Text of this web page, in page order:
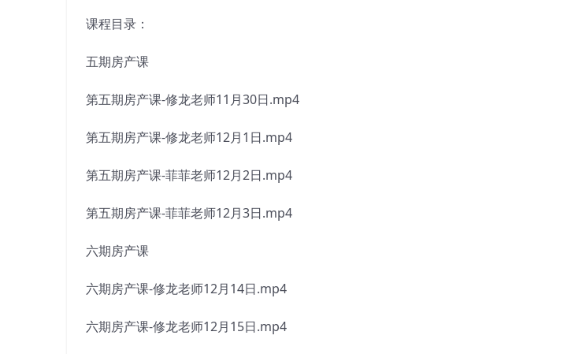
课程目录：
五期房产课
第五期房产课-修龙老师11月30日.mp4
第五期房产课-修龙老师12月1日.mp4
第五期房产课-菲菲老师12月2日.mp4
第五期房产课-菲菲老师12月3日.mp4
六期房产课
六期房产课-修龙老师12月14日.mp4
六期房产课-修龙老师12月15日.mp4